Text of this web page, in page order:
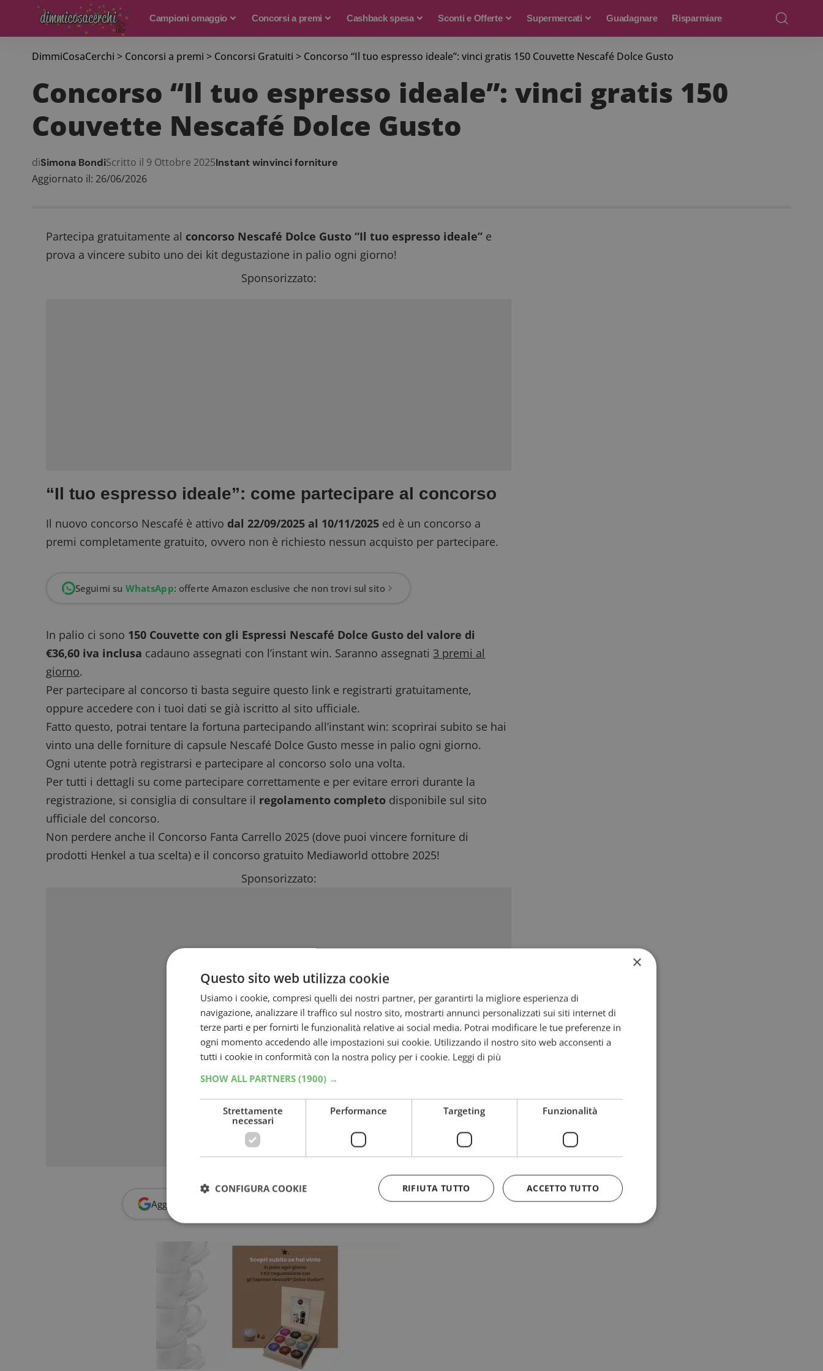
Campioni omaggio Concorsi a premi Cashback spesa Sconti e Offerte Supermercati Guadagnare Risparmiare
DimmiCosaCerchi > Concorsi a premi > Concorsi Gratuiti > Concorso “Il tuo espresso ideale”: vinci gratis 150 Couvette Nescafé Dolce Gusto
Concorso “Il tuo espresso ideale”: vinci gratis 150
Couvette Nescafé Dolce Gusto
Aggiornato il: 26/06/2026
diSimona BondiScritto il 9 Ottobre 2025Instant winvinci forniture
Partecipa gratuitamente al concorso Nescafé Dolce Gusto “Il tuo espresso ideale” e
prova a vincere subito uno dei kit degustazione in palio ogni giorno!
Sponsorizzato:
“Il tuo espresso ideale”: come partecipare al concorso
Il nuovo concorso Nescafé è attivo dal 22/09/2025 al 10/11/2025 ed è un concorso a
premi completamente gratuito, ovvero non è richiesto nessun acquisto per partecipare.
Seguimi su WhatsApp: offerte Amazon esclusive che non trovi sul sito
In palio ci sono 150 Couvette con gli Espressi Nescafé Dolce Gusto del valore di
€36,60 iva inclusa cadauno assegnati con l’instant win. Saranno assegnati 3 premi al
giorno.
Per partecipare al concorso ti basta seguire questo link e registrarti gratuitamente,
oppure accedere con i tuoi dati se già iscritto al sito ufficiale.
Fatto questo, potrai tentare la fortuna partecipando all’instant win: scoprirai subito se hai
vinto una delle forniture di capsule Nescafé Dolce Gusto messe in palio ogni giorno.
Ogni utente potrà registrarsi e partecipare al concorso solo una volta.
Per tutti i dettagli su come partecipare correttamente e per evitare errori durante la
registrazione, si consiglia di consultare il regolamento completo disponibile sul sito
ufficiale del concorso.
Non perdere anche il Concorso Fanta Carrello 2025 (dove puoi vincere forniture di
prodotti Henkel a tua scelta) e il concorso gratuito Mediaworld ottobre 2025!
Sponsorizzato:
Aggiungi alle fonti preferite su Google
×
Questo sito web utilizza cookie
Usiamo i cookie, compresi quelli dei nostri partner, per garantirti la migliore esperienza di
navigazione, analizzare il traffico sul nostro sito, mostrarti annunci personalizzati sui siti internet di
terze parti e per fornirti le funzionalità relative ai social media. Potrai modificare le tue preferenze in
ogni momento accedendo alle impostazioni sui cookie. Utilizzando il nostro sito web acconsenti a
tutti i cookie in conformità con la nostra policy per i cookie. Leggi di più
SHOW ALL PARTNERS (1900) →
Strettamente
necessari
Performance Targeting Funzionalità
ACCETTO TUTTO
RIFIUTA TUTTO
CONFIGURA COOKIE
Strettamente necessari
I cookie strettamente necessari consentono le funzionalità principali del sito web come l'accesso dell'utente e la gestione
dell'account. Il sito web non può essere utilizzato correttamente senza i cookie strettamente necessari.
ApplicationGatewayAffinityCORS